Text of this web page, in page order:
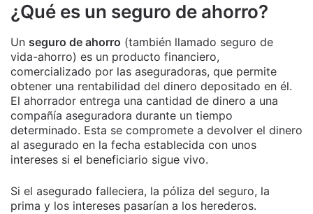
¿Qué es un seguro de ahorro?
Un seguro de ahorro (también llamado seguro de
vida-ahorro) es un producto financiero,
comercializado por las aseguradoras, que permite
obtener una rentabilidad del dinero depositado en él.
El ahorrador entrega una cantidad de dinero a una
compañía aseguradora durante un tiempo
determinado. Esta se compromete a devolver el dinero
al asegurado en la fecha establecida con unos
intereses si el beneficiario sigue vivo.
Si el asegurado falleciera, la póliza del seguro, la
prima y los intereses pasarían a los herederos.